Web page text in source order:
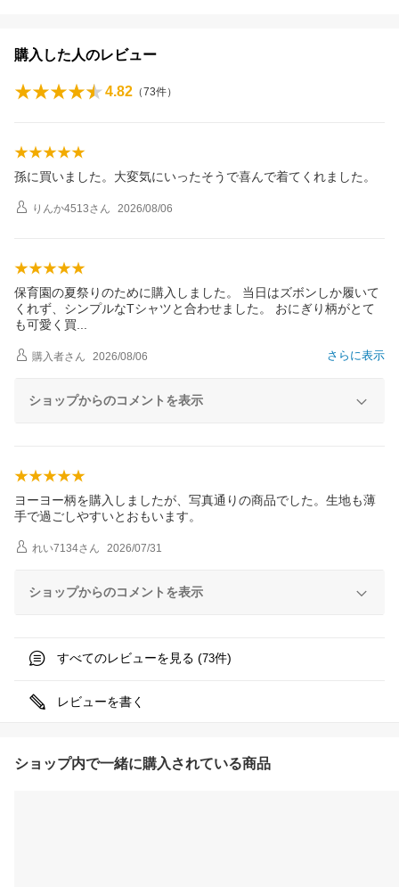
購入した人のレビュー
4.82 （73件）
孫に買いました。大変気にいったそうで喜んで着てくれました。
りんか4513さん 2026/08/06
保育園の夏祭りのために購入しました。 当日はズボンしか履いて
くれず、シンプルなTシャツと合わせました。 おにぎり柄がとて
も可愛く 買
さらに表示
購入者さん 2026/08/06
ショップからのコメントを表示
ヨーヨー柄を購入しましたが、写真通りの商品でした。生地も薄
手で過ごしやすいとおもいます。
れい7134さん 2026/07/31
ショップからのコメントを表示
すべてのレビューを見る (73件)
レビューを書く
ショップ内で一緒に購入されている商品